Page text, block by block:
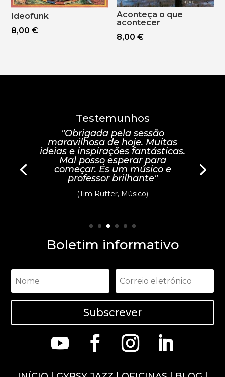
Ideofunk
8,00€
Aconteça o que
acontecer
8,00€
Testemunhos
"Obrigada pela sessão
maravilhosa de hoje. Muitas
ideias e inspirações fantásticas.
Mal posso esperar para
começar. És um músico e
professor brilhante"
(Tim Rutter, Músico)
Boletim informativo
Subscrever